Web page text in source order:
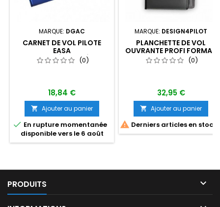
MARQUE: DGAC
CARNET DE VOL PILOTE
EASA
"AVIONS/HÉLICOPTÈRES"
DGAC
(0)
18,84 €
 Ajouter au panier
 En rupture momentanée
disponible vers le 6 août
MARQUE: DESIGN4PILOT
PLANCHETTE DE VOL
OUVRANTE PROFI FORMAT
A5
(0)
32,95 €
 Ajouter au panier
 Derniers articles en stock
PRODUITS 